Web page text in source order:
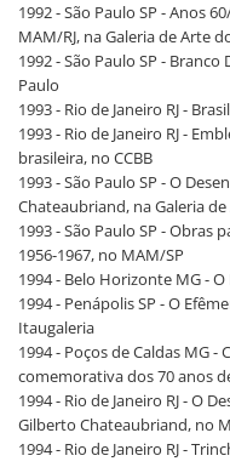
1992 - São Paulo SP - Anos
MAM/RJ, na Galeria de Arte
1992 - São Paulo SP -
Paulo
1993 - Rio de Janeiro RJ -
1993 - Rio de Janeiro RJ -
brasileira, no CCBB
1993 - São Paulo SP - O
Chateaubriand, na Galeria
1993 - São Paulo SP -
1956-1967, no MAM/SP
1994 - Belo Horizonte MG -
1994 - Penápolis SP - O
Itaugaleria
1994 - Poços de Caldas MG
comemorativa dos 70 anos
1994 - Rio de Janeiro RJ - O
Gilberto Chateaubriand, no
1994 - Rio de Janeiro RJ -